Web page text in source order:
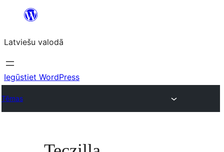
Pāriet
saturu
Latviešu valodā
Iegūstiet WordPress
Tēmas